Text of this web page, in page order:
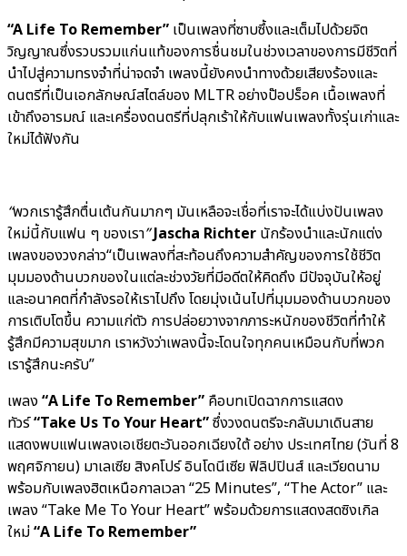
“A Life To Remember” เป็นเพลงที่ซาบซึ้งและเต็มไปด้วยจิต
วิญญาณซึ่งรวบรวมแก่นแท้ของการชื่นชมในช่วงเวลาของการมีชีวิตที่
นำไปสู่ความทรงจำที่น่าจดจำ เพลงนี้ยังคงนำทางด้วยเสียงร้องและ
ดนตรีที่เป็นเอกลักษณ์สไตล์ของ MLTR อย่างป๊อปร็อค เนื้อเพลงที่
เข้าถึงอารมณ์ และเครื่องดนตรีที่ปลุกเร้าให้กับแฟนเพลงทั้งรุ่นเก่าและ
ใหม่ได้ฟังกัน
“พวกเรารู้สึกตื่นเต้นกันมากๆ มันเหลือจะเชื่อที่เราจะได้แบ่งปันเพลง
ใหม่นี้กับแฟน ๆ ของเรา”Jascha Richter นักร้องนำและนักแต่ง
เพลงของวงกล่าว“เป็นเพลงที่สะท้อนถึงความสำคัญของการใช้ชีวิต
มุมมองด้านบวกของในแต่ละช่วงวัยที่มีอดีตให้คิดถึง มีปัจจุบันให้อยู่
และอนาคตที่กำลังรอให้เราไปถึง โดยมุ่งเน้นไปที่มุมมองด้านบวกของ
การเติบโตขึ้น ความแก่ตัว การปล่อยวางจากภาระหนักของชีวิตที่ทำให้
รู้สึกมีความสุขมาก เราหวังว่าเพลงนี้จะโดนใจทุกคนเหมือนกับที่พวก
เรารู้สึกนะครับ”
เพลง“A Life To Remember” คือบทเปิดฉากการแสดง
ทัวร์“Take Us To Your Heart”ซึ่งวงดนตรีจะกลับมาเดินสาย
แสดงพบแฟนเพลงเอเชียตะวันออกเฉียงใต้ อย่าง ประเทศไทย (วันที่ 8
พฤศจิกายน) มาเลเซีย สิงคโปร์ อินโดนีเซีย ฟิลิปปินส์ และเวียดนาม
พร้อมกับเพลงฮิตเหนือกาลเวลา “25 Minutes”, “The Actor” และ
เพลง “Take Me To Your Heart” พร้อมด้วยการแสดงสดซิงเกิล
ใหม่“A Life To Remember”